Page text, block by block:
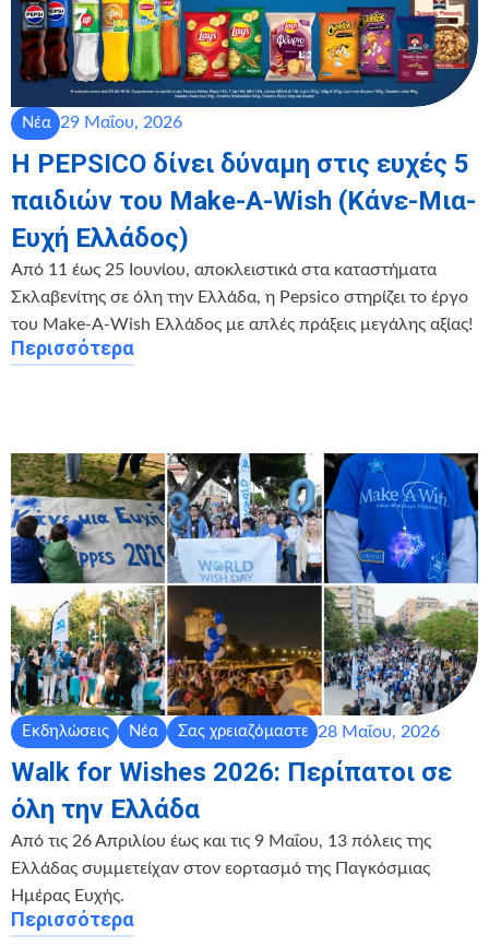
Νέα 29 Μαΐου, 2026
Η PEPSICO δίνει δύναμη στις ευχές 5
παιδιών του Make-A-Wish (Κάνε-Μια-
Ευχή Ελλάδος)
Από 11 έως 25 Ιουνίου, αποκλειστικά στα καταστήματα
Σκλαβενίτης σε όλη την Ελλάδα, η Pepsico στηρίζει το έργο
του Make-A-Wish Ελλάδος με απλές πράξεις μεγάλης αξίας!
Περισσότερα
Εκδηλώσεις Νέα Σας χρειαζόμαστε 28 Μαΐου, 2026
Walk for Wishes 2026: Περίπατοι σε
όλη την Ελλάδα
Από τις 26 Απριλίου έως και τις 9 Μαΐου, 13 πόλεις της
Ελλάδας συμμετείχαν στον εορτασμό της Παγκόσμιας
Ημέρας Ευχής.
Περισσότερα